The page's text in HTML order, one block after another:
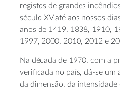
registos de grandes
século XV até aos nossos
anos de 1419, 1838, 1910,
1997, 2000, 2010, 2012 e
Na década de 1970, com a
verificada no país, dá-se um
da dimensão, da intensidade